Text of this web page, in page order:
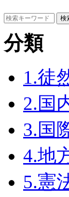
分類
1.徒
2.国
3.国
4.地
5.憲